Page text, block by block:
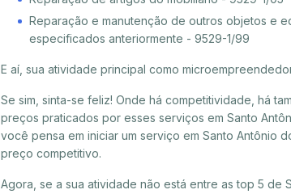
Reparação e manutenção de outros objetos e
especificados anteriormente - 9529-1/99
E aí, sua atividade principal como
Se sim, sinta-se feliz! Onde há competitividade, há
preços praticados por esses serviços em Santo
você pensa em iniciar um serviço em Santo Antônio
preço competitivo.
Agora, se a sua atividade não está entre as top 5 de